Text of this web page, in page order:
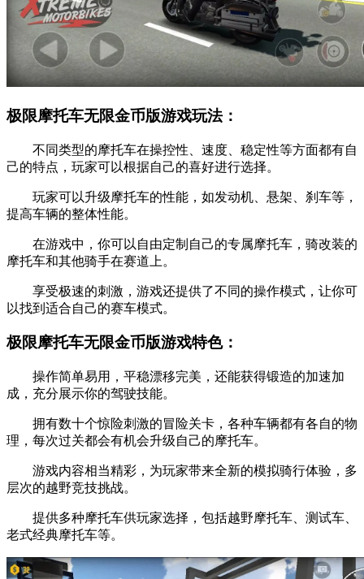
极限摩托车无限金币版游戏玩法：
不同类型的摩托车在操控性、速度、稳定性等方面都有自
己的特点，玩家可以根据自己的喜好进行选择。
玩家可以升级摩托车的性能，如发动机、悬架、刹车等，
提高车辆的整体性能。
在游戏中，你可以自由定制自己的专属摩托车，骑改装的
摩托车和其他骑手在赛道上。
享受极速的刺激，游戏还提供了不同的操作模式，让你可
以找到适合自己的赛车模式。
极限摩托车无限金币版游戏特色：
操作简单易用，平稳漂移完美，还能获得锻造的加速加
成，充分展示你的驾驶技能。
拥有数十个惊险刺激的冒险关卡，各种车辆都有各自的物
理，每次过关都会有机会升级自己的摩托车。
游戏内容相当精彩，为玩家带来全新的模拟骑行体验，多
层次的越野竞技挑战。
提供多种摩托车供玩家选择，包括越野摩托车、测试车、
老式经典摩托车等。